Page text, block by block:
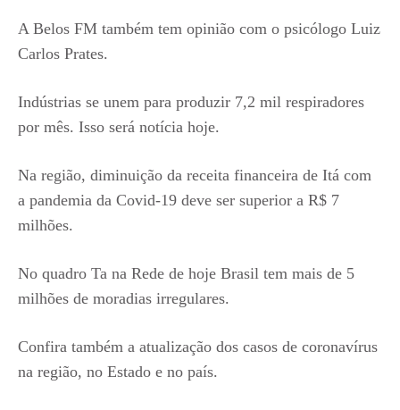
A Belos FM também tem opinião com o psicólogo Luiz
Carlos Prates.
Indústrias se unem para produzir 7,2 mil respiradores
por mês. Isso será notícia hoje.
Na região, diminuição da receita financeira de Itá com
a pandemia da Covid-19 deve ser superior a R$ 7
milhões.
No quadro Ta na Rede de hoje Brasil tem mais de 5
milhões de moradias irregulares.
Confira também a atualização dos casos de coronavírus
na região, no Estado e no país.